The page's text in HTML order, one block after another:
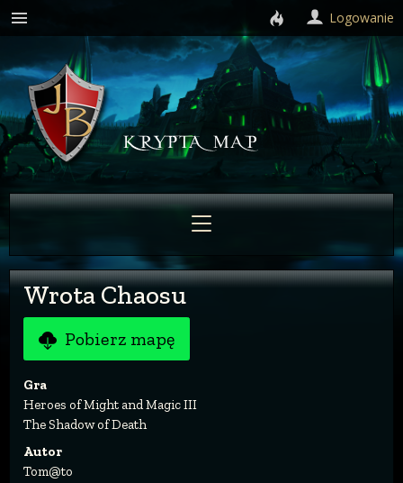
Wrota Chaosu
Pobierz mapę
Gra
Heroes of Might and Magic III
The Shadow of Death
Autor
Tom@to
Logowanie